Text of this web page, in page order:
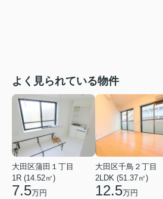
よく見られている物件
大田区蒲田１丁目
1R (14.52㎡)
7.5万円
大田区千鳥２丁目
2LDK (51.37㎡)
12.5万円